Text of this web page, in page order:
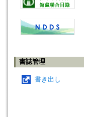
書誌管理
書き出し